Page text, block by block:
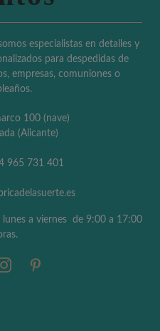
especialistas en detalles y
para despedidas de
empresas, comuniones o
100 (nave)
(Alicante)
965 731 401
lunes a viernes de 9:00 a 17:00